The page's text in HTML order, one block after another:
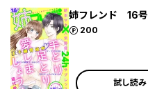
姉フレンド 16号
200
ポイント
試し読み